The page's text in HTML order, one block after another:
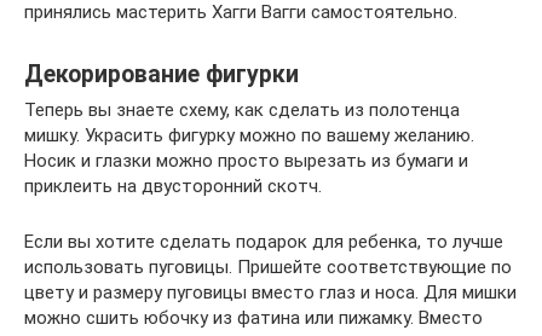
принялись мастерить Хагги Вагги самостоятельно.
Декорирование фигурки
Теперь вы знаете схему, как сделать из полотенца
мишку. Украсить фигурку можно по вашему желанию.
Носик и глазки можно просто вырезать из бумаги и
приклеить на двусторонний скотч.
Если вы хотите сделать подарок для ребенка, то лучше
использовать пуговицы. Пришейте соответствующие по
цвету и размеру пуговицы вместо глаз и носа. Для мишки
можно сшить юбочку из фатина или пижамку. Вместо